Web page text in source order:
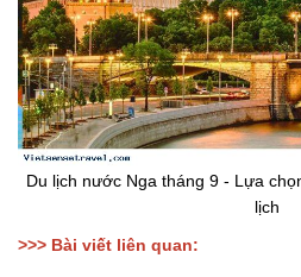
Du lịch nước Nga tháng 9 - Lựa
lịch
>>> Bài viết liên quan: